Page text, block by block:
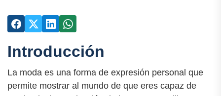
Introducción
La moda es una forma de expresión personal que
permite mostrar al mundo de que eres capaz de